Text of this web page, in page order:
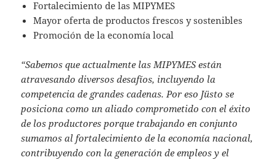
Fortalecimiento de las MIPYMES
Mayor oferta de productos frescos y sostenibles
Promoción de la economía local
“Sabemos que actualmente las MIPYMES están
atravesando diversos desafíos, incluyendo la
competencia de grandes cadenas. Por eso Jüsto se
posiciona como un aliado comprometido con el éxito
de los productores porque trabajando en conjunto
sumamos al fortalecimiento de la economía nacional,
contribuyendo con la generación de empleos y el